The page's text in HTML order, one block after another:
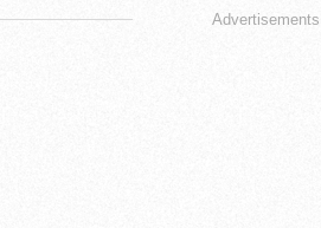
Advertisements